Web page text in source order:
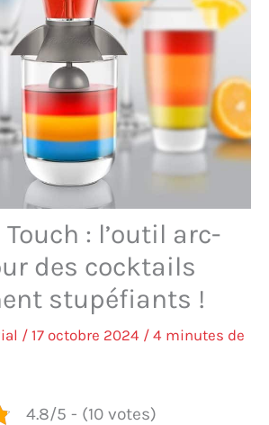
: l’outil arc-
des cocktails
stupéfiants !
/ 17 octobre 2024 / 4 minutes de
4.8/5 - (10 votes)